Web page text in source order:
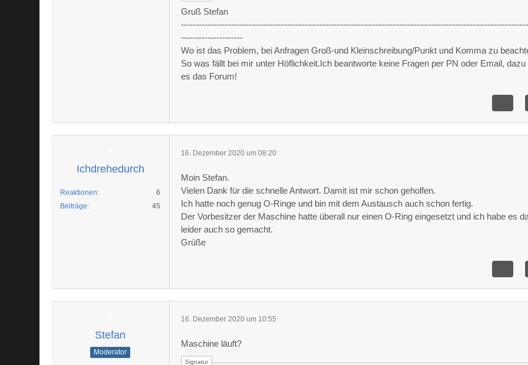
Gruß Stefan
---------------------
Wo ist das Problem, bei Anfragen Groß-und Kleinschreibung/Punkt und Komma zu
So was fällt bei mir unter Höflichkeit.Ich beantworte keine Fragen per PN oder Email, dazu
es das Forum!
Ichdrehedurch
Reaktionen
6
Beiträge
45
16. Dezember 2020 um 08:20
Moin Stefan.
Vielen Dank für die schnelle Antwort. Damit ist mir schon geholfen.
Ich hatte noch genug O-Ringe und bin mit dem Austausch auch schon fertig.
Der Vorbesitzer der Maschine hatte überall nur einen O-Ring eingesetzt und ich habe es
leider auch so gemacht.
Grüße
Stefan
Moderator
16. Dezember 2020 um 10:55
Maschine läuft?